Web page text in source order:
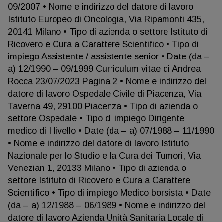
09/2007 • Nome e indirizzo del datore di lavoro
Istituto Europeo di Oncologia, Via Ripamonti 435,
20141 Milano • Tipo di azienda o settore Istituto di
Ricovero e Cura a Carattere Scientifico • Tipo di
impiego Assistente / assistente senior • Date (da –
a) 12/1990 – 09/1999 Curriculum vitae di Andrea
Rocca 23/07/2023 Pagina 2 • Nome e indirizzo del
datore di lavoro Ospedale Civile di Piacenza, Via
Taverna 49, 29100 Piacenza • Tipo di azienda o
settore Ospedale • Tipo di impiego Dirigente
medico di I livello • Date (da – a) 07/1988 – 11/1990
• Nome e indirizzo del datore di lavoro Istituto
Nazionale per lo Studio e la Cura dei Tumori, Via
Venezian 1, 20133 Milano • Tipo di azienda o
settore Istituto di Ricovero e Cura a Carattere
Scientifico • Tipo di impiego Medico borsista • Date
(da – a) 12/1988 – 06/1989 • Nome e indirizzo del
datore di lavoro Azienda Unità Sanitaria Locale di